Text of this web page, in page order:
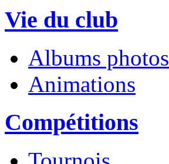
Vie du club
Albums photos
Animations
Compétitions